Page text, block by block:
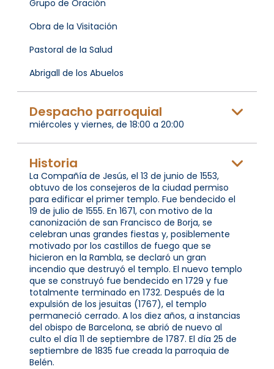
Grupo de Oración
Obra de la Visitación
Pastoral de la Salud
Abrigall de los Abuelos
Despacho parroquial
miércoles y viernes, de 18:00 a 20:00
Historia
La Compañía de Jesús, el 13 de junio de 1553,
obtuvo de los consejeros de la ciudad permiso
para edificar el primer templo. Fue bendecido el
19 de julio de 1555. En 1671, con motivo de la
canonización de san Francisco de Borja, se
celebran unas grandes fiestas y, posiblemente
motivado por los castillos de fuego que se
hicieron en la Rambla, se declaró un gran
incendio que destruyó el templo. El nuevo templo
que se construyó fue bendecido en 1729 y fue
totalmente terminado en 1732. Después de la
expulsión de los jesuitas (1767), el templo
permaneció cerrado. A los diez años, a instancias
del obispo de Barcelona, ​​se abrió de nuevo al
culto el día 11 de septiembre de 1787. El día 25 de
septiembre de 1835 fue creada la parroquia de
Belén.